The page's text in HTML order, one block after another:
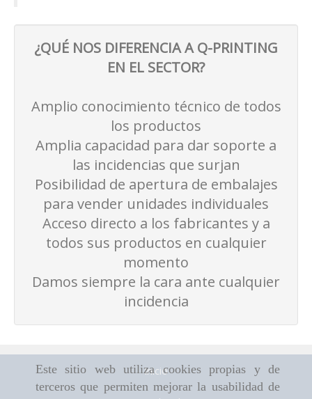
Este sitio web utiliza cookies propias y de
terceros que permiten mejorar la usabilidad de
¿QUÉ NOS DIFERENCIA A Q-PRINTING
EN EL SECTOR?
Amplio conocimiento técnico de todos
los productos
Amplia capacidad para dar soporte a
las incidencias que surjan
Posibilidad de apertura de embalajes
para vender unidades individuales
Acceso directo a los fabricantes y a
todos sus productos en cualquier
momento
Damos siempre la cara ante cualquier
incidencia
Inicio